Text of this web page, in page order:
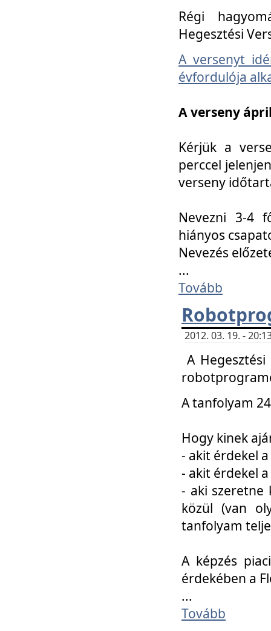
Régi
Hegesztési
A versenyt
évfordulója
A verseny
Kérjük a
perccel
verseny
Nevezni 3-4
hiányos
Nevezés
...
Tovább
2012. 03. 19. -
A
A tanfolyam
Hogy kinek
- akit érdekel
- akit érdekel
- aki szeretne
közül (van
tanfolyam
A képzés
érdekében a
...
Tovább